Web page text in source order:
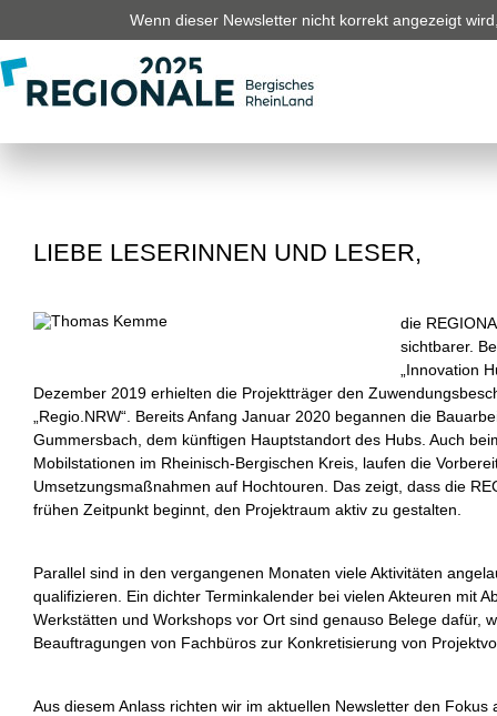
Wenn dieser Newsletter nicht korrekt angezeigt
LIEBE LESERINNEN UND LESER,
die
sichtbarer.
„Innovation
Dezember 2019 erhielten die Projektträger den
„Regio.NRW“. Bereits Anfang Januar 2020 begannen die
Gummersbach, dem künftigen Hauptstandort des Hubs. Auch
Mobilstationen im Rheinisch-Bergischen Kreis, laufen die
Umsetzungsmaßnahmen auf Hochtouren. Das zeigt, dass die
frühen Zeitpunkt beginnt, den Projektraum aktiv zu gestalten.
Parallel sind in den vergangenen Monaten viele Aktivitäten
qualifizieren. Ein dichter Terminkalender bei vielen Akteuren mit
Werkstätten und Workshops vor Ort sind genauso Belege dafür,
Beauftragungen von Fachbüros zur Konkretisierung von
Aus diesem Anlass richten wir im aktuellen Newsletter den